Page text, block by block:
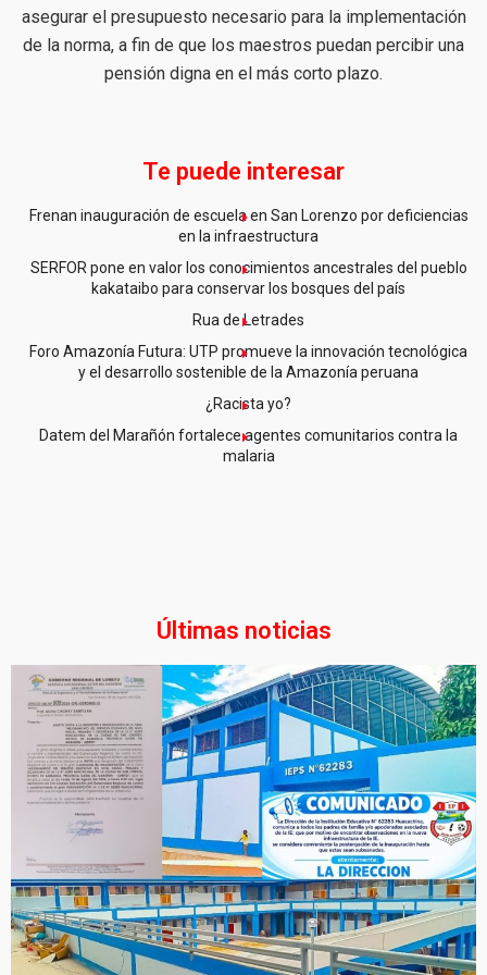
asegurar el presupuesto necesario para la implementación
de la norma, a fin de que los maestros puedan percibir una
pensión digna en el más corto plazo.
Te puede interesar
Frenan inauguración de escuela en San Lorenzo por deficiencias
en la infraestructura
SERFOR pone en valor los conocimientos ancestrales del pueblo
kakataibo para conservar los bosques del país
Rua de Letrades
Foro Amazonía Futura: UTP promueve la innovación tecnológica
y el desarrollo sostenible de la Amazonía peruana
¿Racista yo?
Datem del Marañón fortalece agentes comunitarios contra la
malaria
Últimas noticias